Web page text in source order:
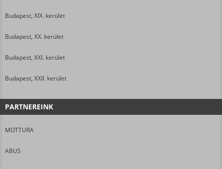
Budapest, XIX. kerület
Budapest, XX. kerület
Budapest, XXI. kerület
Budapest, XXII. kerület
PARTNEREINK
MOTTURA
ABUS